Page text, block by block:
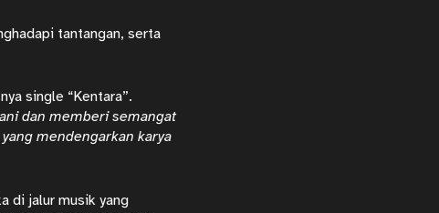
tantangan, serta
single “Kentara”.
dan memberi semangat
mendengarkan karya
di jalur musik yang